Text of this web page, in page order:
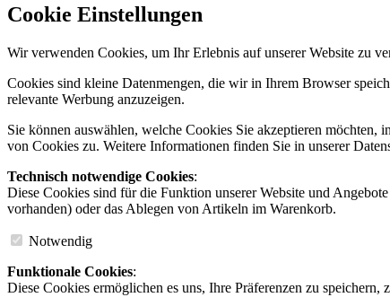
Cookie Einstellungen
Wir verwenden Cookies, um Ihr Erlebnis auf unserer Website zu
Cookies sind kleine Datenmengen, die wir in Ihrem Browser
relevante Werbung anzuzeigen.
Sie können auswählen, welche Cookies Sie akzeptieren möchten,
von Cookies zu. Weitere Informationen finden Sie in unserer
Technisch notwendige Cookies:
Diese Cookies sind für die Funktion unserer Website und
vorhanden) oder das Ablegen von Artikeln im Warenkorb.
Notwendig
Funktionale Cookies:
Diese Cookies ermöglichen es uns, Ihre Präferenzen zu